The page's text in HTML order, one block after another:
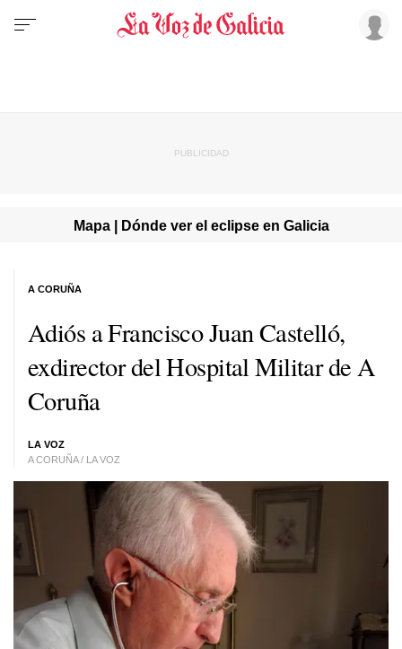
Mapa | Dónde ver el eclipse en Galicia
Adiós a Francisco Juan Castelló,
exdirector del Hospital Militar de A
Coruña
LA VOZ
A CORUÑA / LA VOZ
A CORUÑA